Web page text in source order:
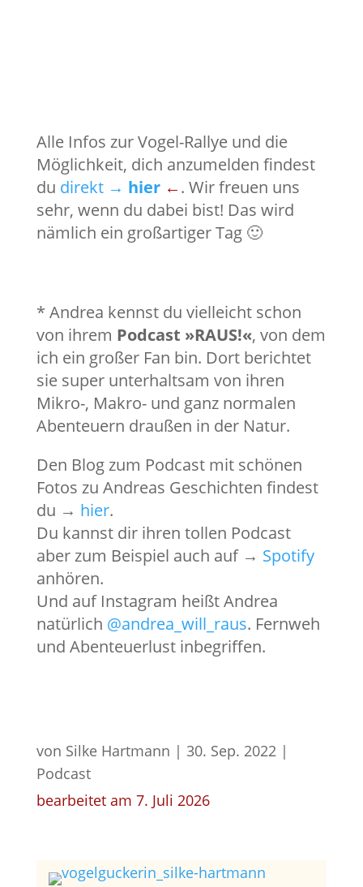
Alle Infos zur Vogel-Rallye und die
Möglichkeit, dich anzumelden findest
du direkt → hier←. Wir freuen uns
sehr, wenn du dabei bist! Das wird
nämlich ein großartiger Tag 🙂
* Andrea kennst du vielleicht schon
von ihrem Podcast »RAUS!«, von dem
ich ein großer Fan bin. Dort berichtet
sie super unterhaltsam von ihren
Mikro-, Makro- und ganz normalen
Abenteuern draußen in der Natur.
Den Blog zum Podcast mit schönen
Fotos zu Andreas Geschichten findest
du → hier.
Du kannst dir ihren tollen Podcast
aber zum Beispiel auch auf → Spotify
anhören.
Und auf Instagram heißt Andrea
natürlich @andrea_will_raus. Fernweh
und Abenteuerlust inbegriffen.
von Silke Hartmann | 30. Sep. 2022|
Podcast
bearbeitet am 7. Juli 2026